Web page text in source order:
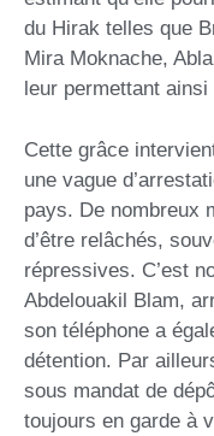
du Hirak telles que
Mira Moknache,
leur permettant
Cette grâce
une vague
pays. De nombreux
d’être relâchés,
répressives. C’est
Abdelouakil Blam,
son téléphone a
détention. Par
sous mandat de
toujours en garde à